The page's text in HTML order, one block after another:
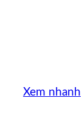
Xem nhanh